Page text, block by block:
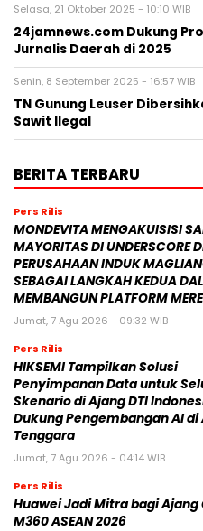
Selasa, 21 Oktober 2025 - 10:10 WIB
24jamnews.com Dukung
Jurnalis Daerah di 2025
Senin, 8 September 2025 - 16:57 WIB
TN Gunung Leuser
Sawit Ilegal
BERITA TERBARU
Pers Rilis
MONDEVITA MENGAKUISISI
MAYORITAS DI UNDERSCORE
PERUSAHAAN INDUK
SEBAGAI LANGKAH KEDUA
MEMBANGUN PLATFORM
Jumat, 7 Agu 2026 - 09:32 WIB
Pers Rilis
HIKSEMI Tampilkan Solusi
Penyimpanan Data untuk
Skenario di Ajang DTI
Dukung Pengembangan AI di
Tenggara
Jumat, 7 Agu 2026 - 04:14 WIB
Pers Rilis
Huawei Jadi Mitra bagi Ajang
M360 ASEAN 2026